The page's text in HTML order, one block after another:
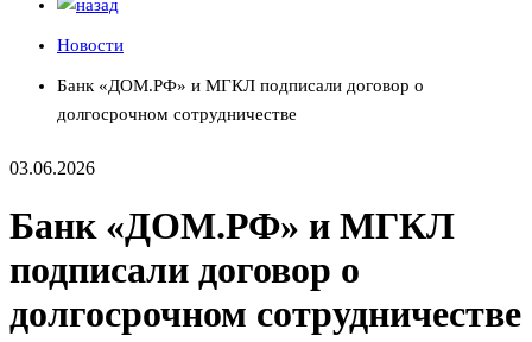
Новости
Банк «ДОМ.РФ» и МГКЛ подписали договор о
долгосрочном сотрудничестве
03.06.2026
Банк «ДОМ.РФ» и МГКЛ
подписали договор о
долгосрочном сотрудничестве